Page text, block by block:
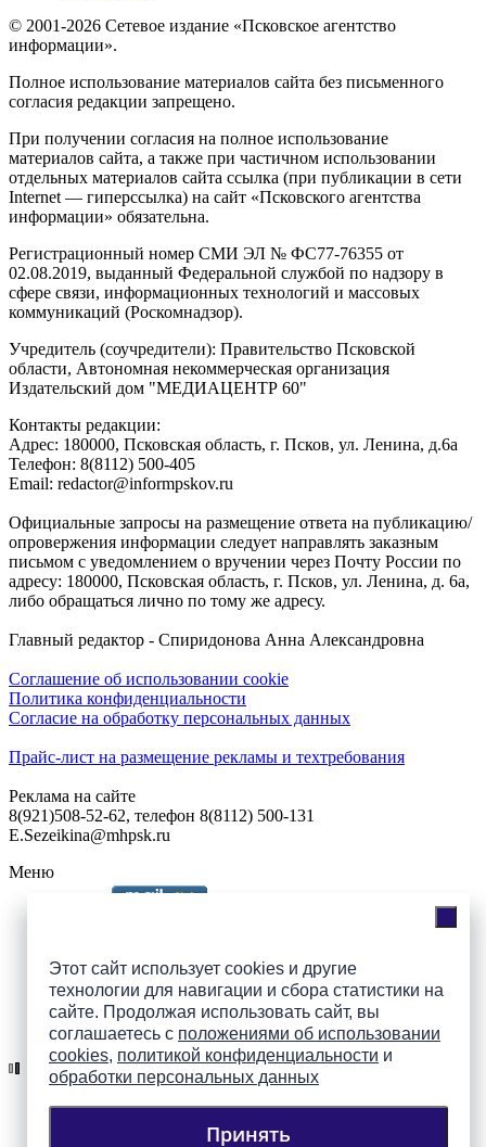
Этот сайт использует cookies и другие
технологии для навигации и сбора статистики на
сайте. Продолжая использовать сайт, вы
соглашаетесь с положениями об использовании
cookies, политикой конфиденциальности и
обработки персональных данных
Принять
© 2001-2026 Сетевое издание «Псковское агентство
информации».
Полное использование материалов сайта без письменного
согласия редакции запрещено.
При получении согласия на полное использование
материалов сайта, а также при частичном использовании
отдельных материалов сайта ссылка (при публикации в сети
Internet — гиперссылка) на сайт «Псковского агентства
информации» обязательна.
Регистрационный номер СМИ ЭЛ № ФС77-76355 от
02.08.2019, выданный Федеральной службой по надзору в
сфере связи, информационных технологий и массовых
коммуникаций (Роскомнадзор).
Учредитель (соучредители): Правительство Псковской
области, Автономная некоммерческая организация
Издательский дом "МЕДИАЦЕНТР 60"
Контакты редакции:
Адреc: 180000, Псковская область, г. Псков, ул. Ленина, д.6а
Телефон: 8(8112) 500-405
Email: redactor@informpskov.ru
Официальные запросы на размещение ответа на публикацию/
опровержения информации следует направлять заказным
письмом с уведомлением о вручении через Почту России по
адресу: 180000, Псковская область, г. Псков, ул. Ленина, д. 6а,
либо обращаться лично по тому же адресу.
Главный редактор - Спиридонова Анна Александровна
Соглашение об использовании cookie
Политика конфиденциальности
Согласие на обработку персональных данных
Прайс-лист на размещение рекламы и техтребования
Реклама на сайте
8(921)508-52-62, телефон 8(8112) 500-131
E.Sezeikina@mhpsk.ru
Меню
Подпишись на группы
ПАИ в соцсетях!